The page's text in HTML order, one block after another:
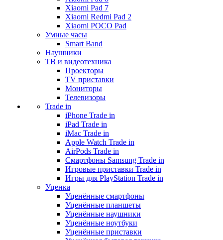
Xiaomi Pad 7
Xiaomi Redmi Pad 2
Xiaomi POCO Pad
Умные часы
Smart Band
Наушники
ТВ и видеотехника
Проекторы
TV приставки
Мониторы
Телевизоры
Trade in
iPhone Trade in
iPad Trade in
iMac Trade in
Apple Watch Trade in
AirPods Trade in
Смартфоны Samsung Trade in
Игровые приставки Trade in
Игры для PlayStation Trade in
Уценка
Уценённые смартфоны
Уценённые планшеты
Уценённые наушники
Уценённые ноутбуки
Уценённые приставки